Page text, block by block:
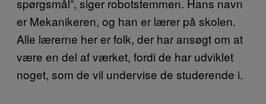
er Mekanikeren, og han er lærer på skolen.
Alle lærerne her er folk, der har ansøgt om at
være en del af værket, fordi de har udviklet
noget, som de vil undervise de studerende i.